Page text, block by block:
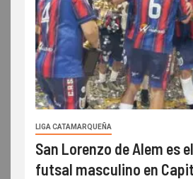
LIGA CATAMARQUEÑA
San Lorenzo de Alem es
futsal masculino en